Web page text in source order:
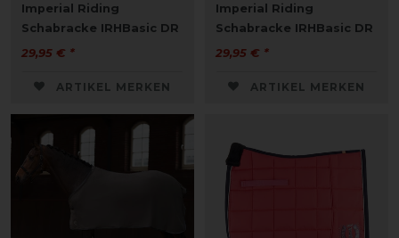
Imperial Riding
Schabracke IRHBasic DR
29,95 € *
ARTIKEL MERKEN
Imperial Riding
Schabracke IRHBasic DR
29,95 € *
ARTIKEL MERKEN